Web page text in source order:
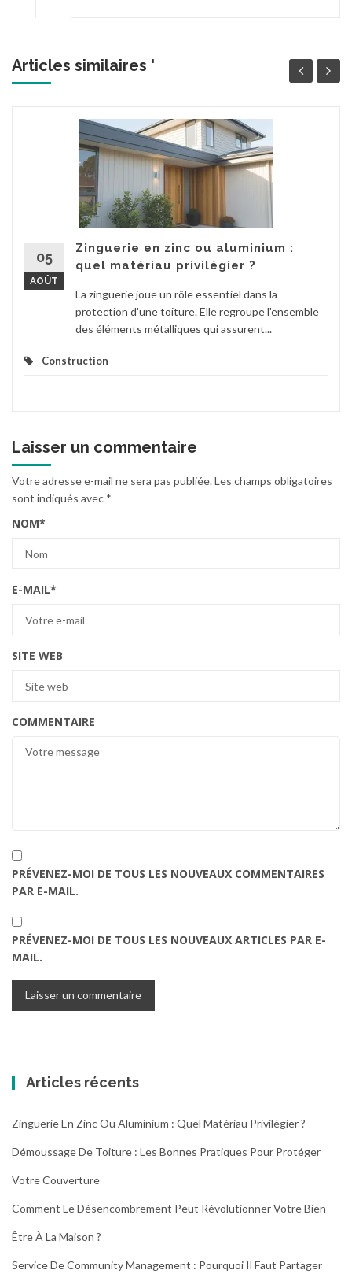
Articles similaires '
05
AOÛT
Zinguerie en zinc ou aluminium :
quel matériau privilégier ?
La zinguerie joue un rôle essentiel dans la
protection d'une toiture. Elle regroupe l'ensemble
des éléments métalliques qui assurent...
Construction
Laisser un commentaire
Votre adresse e-mail ne sera pas publiée.Les champs obligatoires
sont indiqués avec *
NOM*
E-MAIL*
SITE WEB
COMMENTAIRE
PRÉVENEZ-MOI DE TOUS LES NOUVEAUX COMMENTAIRES
PAR E-MAIL.
PRÉVENEZ-MOI DE TOUS LES NOUVEAUX ARTICLES PAR E-
MAIL.
Articles récents
Zinguerie En Zinc Ou Aluminium : Quel Matériau Privilégier ?
Démoussage De Toiture : Les Bonnes Pratiques Pour Protéger
Votre Couverture
Comment Le Désencombrement Peut Révolutionner Votre Bien-
Être À La Maison ?
Service De Community Management : Pourquoi Il Faut Partager